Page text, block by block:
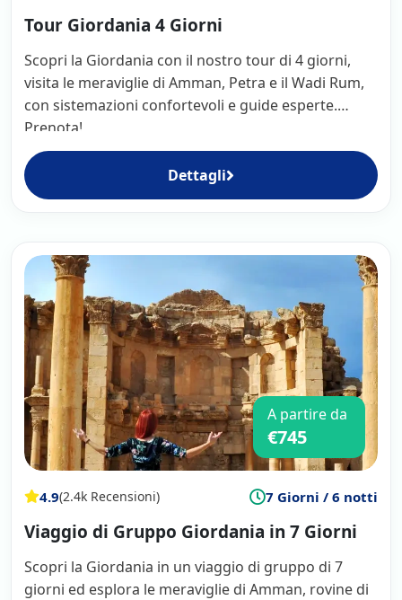
Tour Giordania 4 Giorni
Scopri la Giordania con il nostro tour di 4 giorni,
visita le meraviglie di Amman, Petra e il Wadi Rum,
con sistemazioni confortevoli e guide esperte.
Prenota!
Dettagli
A partire da
€745
4.9(2.4k Recensioni) 7 Giorni / 6 notti
Viaggio di Gruppo Giordania in 7 Giorni
Scopri la Giordania in un viaggio di gruppo di 7
giorni ed esplora le meraviglie di Amman, rovine di